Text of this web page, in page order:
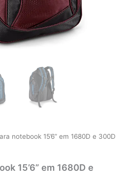
notebook 15’6” em 1680D e 300D
15’6” em 1680D e